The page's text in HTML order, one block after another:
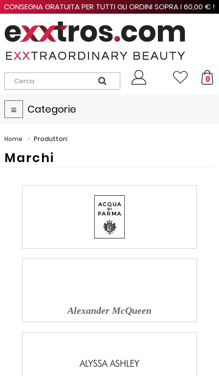
SOPRA I 60,00 € ! OTTIENI UN 10% DI SCONTO EXTRA
PER UN VALORE COMPLESSIVO
0
Navigazione
Toggle
Categorie
Home > Produttori:
Marchi
Alexander McQueen